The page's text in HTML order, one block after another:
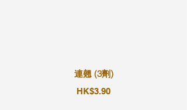
連翹 (3劑)
HK$3.90